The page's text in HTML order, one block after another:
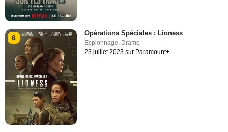
6
Opérations Spéciales : Lioness
Espionnage, Drame
23 juillet 2023 sur Paramount+